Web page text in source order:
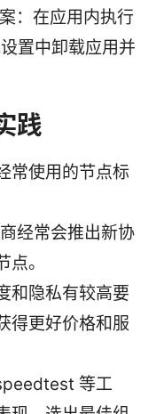
：在应用内执行
置中卸载应用并
践
常使用的节点标
经常会推出新协
。
和隐私有较高要
得更好价格和服
等工